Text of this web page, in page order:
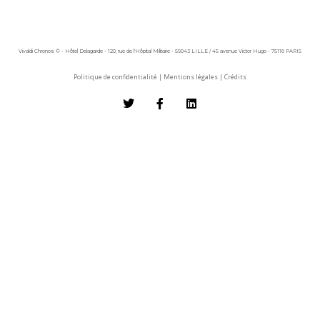
Vivaldi Chronos © - Hôtel Delagarde - 120, rue de l'Hôpital Militaire - 59043 LILLE / 45 avenue Victor Hugo - 75116 PARIS
Politique de confidentialité | Mentions légales | Crédits